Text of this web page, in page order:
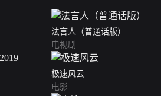
法言人（普通话版）
电视剧
极速风云
电影